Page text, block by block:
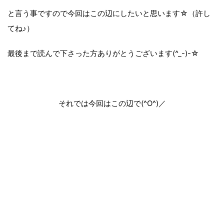
と言う事ですので今回はこの辺にしたいと思います☆（許し
てね♪）
最後まで読んで下さった方ありがとうございます(^_-)-☆
それでは今回はこの辺で(^O^)／